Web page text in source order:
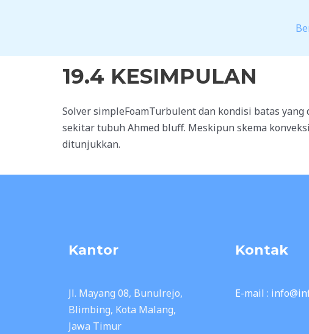
19.4 KESIMPULAN
Solver simpleFoamTurbulent dan kondisi batas
sekitar tubuh Ahmed bluff. Meskipun skema
ditunjukkan.
Kantor
Jl. Mayang 08, Bunulrejo,
Blimbing, Kota Malang,
Jawa Timur
Kontak
E-mail :